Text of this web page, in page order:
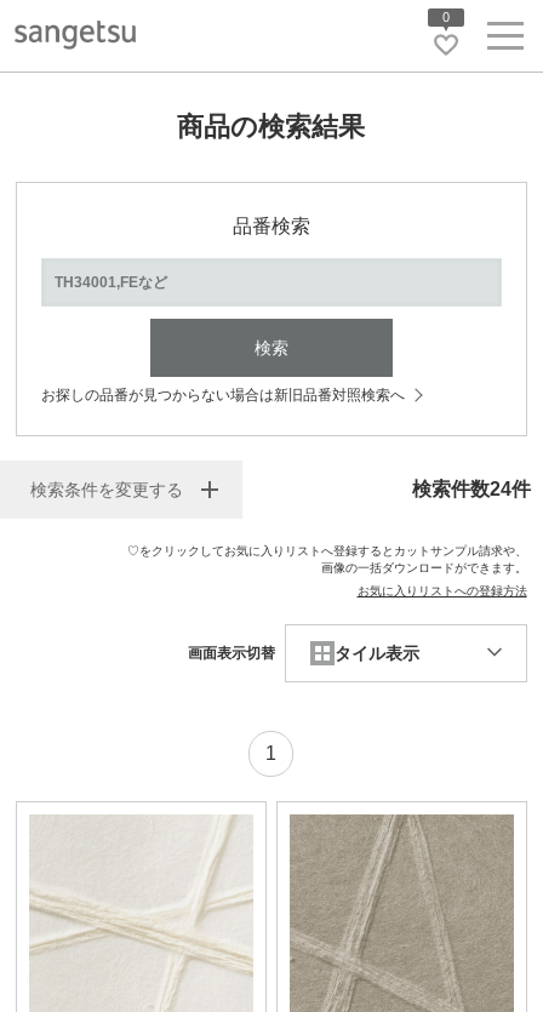
0
商品の検索結果
品番検索
検索
お探しの品番が見つからない場合は新旧品番対照検索へ
検索条件を変更する 検索件数24件
♡をクリックしてお気に入りリストへ登録するとカットサンプル請求や、
画像の一括ダウンロードができます。
お気に入りリストへの登録方法
画面表示切替 タイル表示
1